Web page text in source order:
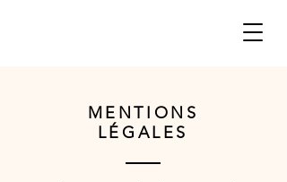
MENTIONS
LÉGALES